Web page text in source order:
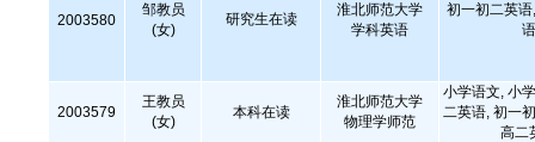
2003580
邹教员
(女)
研究生在读
淮北师范大学
学科英语
初一初二英
2003579
王教员
(女)
本科在读
淮北师范大学
物理学师范
小学语文, 小
二英语, 初一
高二